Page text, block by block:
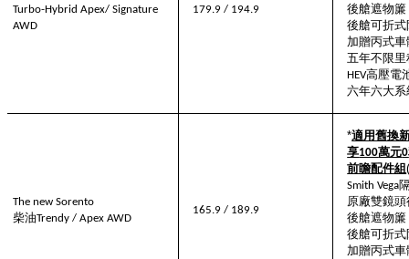
Turbo-Hybrid Apex/ Signature
AWD
179.9 / 194.9
後艙遮物簾
後艙可折
加贈丙式
五年不限
HEV高壓電
六年六大
The new Sorento
柴油Trendy / Apex AWD
165.9 / 189.9
*適用舊換
享100萬元0
前瞻配件組
Smith Vega
原廠雙鏡
後艙遮物簾
後艙可折
加贈丙式